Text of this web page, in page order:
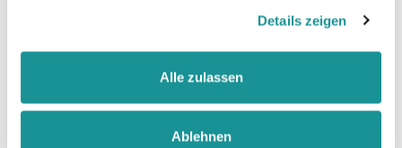
Details zeigen
Alle zulassen
Ablehnen